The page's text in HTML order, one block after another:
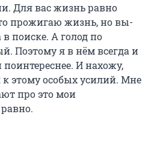
Для вас жизнь равно
прожигаю жизнь, но вы-
поиске. А голод по
Поэтому я в нём всегда и
И нахожу,
этому особых усилий. Мне
про это мои